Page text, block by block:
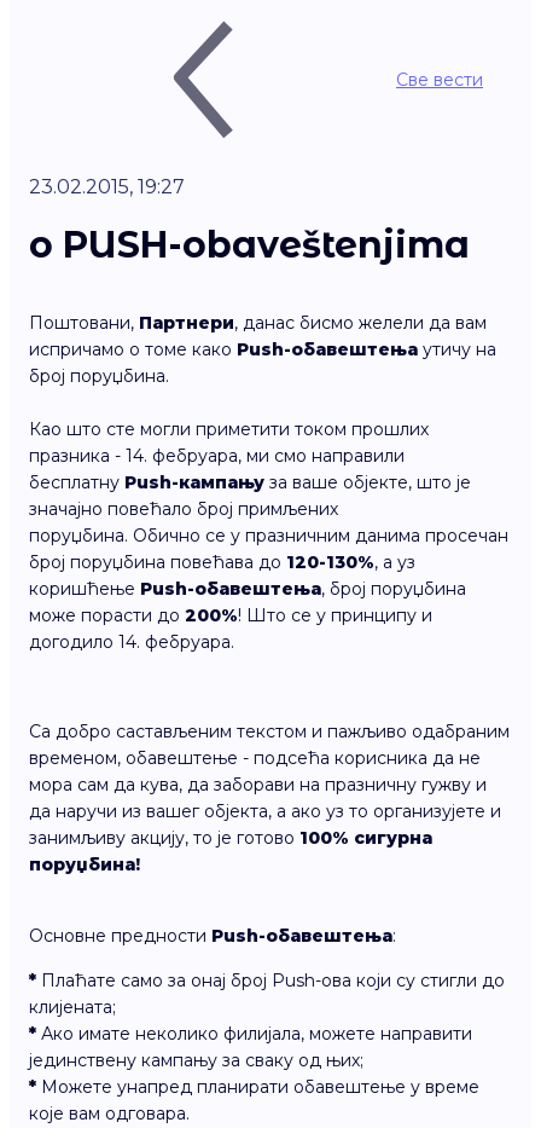
Све вести
23.02.2015, 19:27
о PUSH-obaveštenjima
Поштовани, Партнери, данас бисмо желели да вам
испричамо о томе како Push-обавештења утичу на
број поруџбина.
Као што сте могли приметити током прошлих
празника - 14. фебруара, ми смо направили
бесплатну Push-кампању за ваше објекте, што је
значајно повећало број примљених
поруџбина. Обично се у празничним данима просечан
број поруџбина повећава до 120-130%, а уз
коришћење Push-обавештења, број поруџбина
може порасти до 200%! Што се у принципу и
догодило 14. фебруара.
Са добро састављеним текстом и пажљиво одабраним
временом, обавештење - подсећа корисника да не
мора сам да кува, да заборави на празничну гужву и
да наручи из вашег објекта, а ако уз то организујете и
занимљиву акцију, то је готово 100% сигурна
поруџбина!
Основне предности Push-обавештења:
* Плаћате само за онај број Push-ова који су стигли до
клијената;
* Ако имате неколико филијала, можете направити
јединствену кампању за сваку од њих;
* Можете унапред планирати обавештење у време
које вам одговара.